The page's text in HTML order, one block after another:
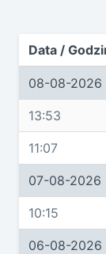
Data /
08-08-2026
13:53
11:07
07-08-2026
10:15
06-08-2026